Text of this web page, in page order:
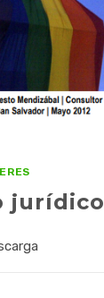
jurídico